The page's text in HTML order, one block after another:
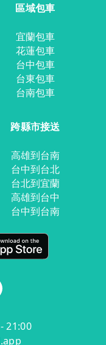
區域包車
宜蘭包車
花蓮包車
台中包車
台東包車
台南包車
跨縣市接送
高雄到台南
台中到台北
台北到宜蘭
高雄到台中
台中到台南
21:00